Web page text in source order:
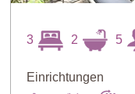
3 2 5
Einrichtungen